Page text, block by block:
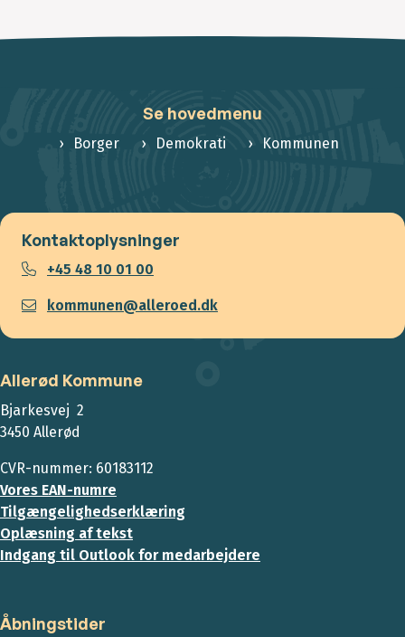
Se hovedmenu
Borger Demokrati Kommunen
Kontaktoplysninger
+45 48 10 01 00
kommunen@alleroed.dk
Allerød Kommune
Bjarkesvej 2
3450 Allerød
CVR-nummer: 60183112
Vores EAN-numre
Tilgængelighedserklæring
Oplæsning af tekst
Indgang til Outlook for medarbejdere
Åbningstider